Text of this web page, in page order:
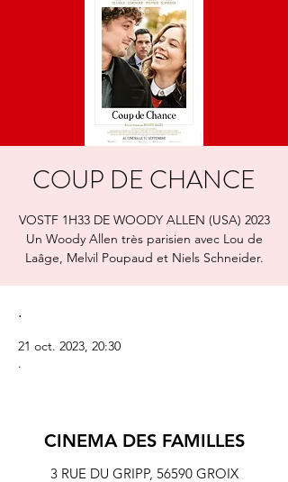
COUP DE CHANCE
VOSTF 1H33 DE WOODY ALLEN (USA) 2023
Un Woody Allen très parisien avec Lou de
Laâge, Melvil Poupaud et Niels Schneider.
.
21 oct. 2023, 20:30
.
CINEMA DES FAMILLES
3 RUE DU GRIPP, 56590 GROIX